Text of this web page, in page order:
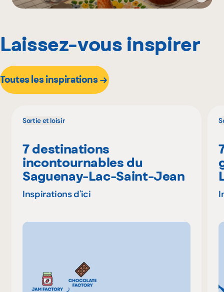
Laissez-vous inspirer
Toutes les inspirations
Sortie et loisir
7 destinations
incontournables du
Saguenay-Lac-Saint-Jean
Inspirations d'ici